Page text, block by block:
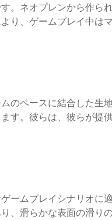
。ネオプレンから作
り、ゲームプレイ中
のベースに結合した
す。彼らは、彼らが
ームプレイシナリオ
滑らかな表面の滑り